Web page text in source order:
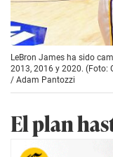
LeBron James ha sido
2013, 2016 y 2020. (Foto:
/ Adam Pantozzi
El plan